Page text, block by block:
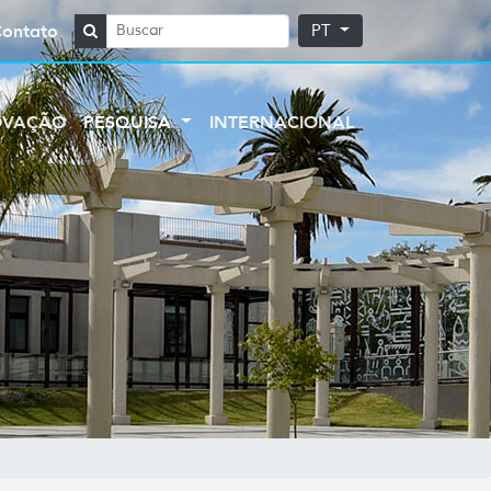
PT
PESQUISA INTERNACIONAL